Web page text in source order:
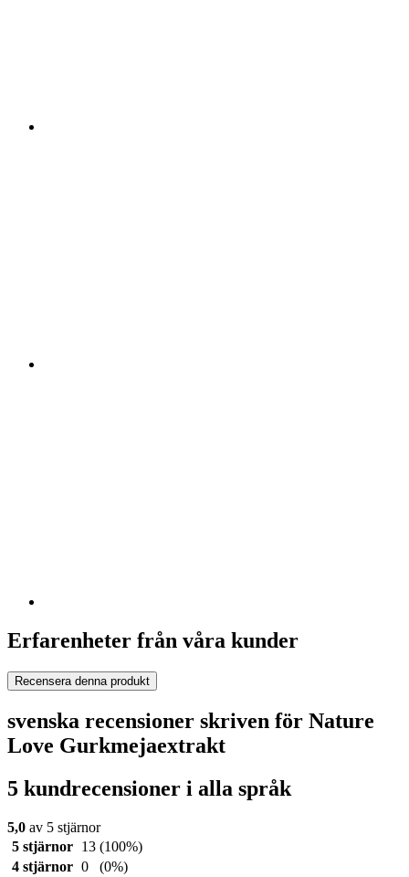
Erfarenheter från våra kunder
Recensera denna produkt
svenska recensioner skriven för Nature
Love Gurkmejaextrakt
5 kundrecensioner i alla språk
5,0 av 5 stjärnor
5 stjärnor
13 (100%)
4 stjärnor 0
(0%)